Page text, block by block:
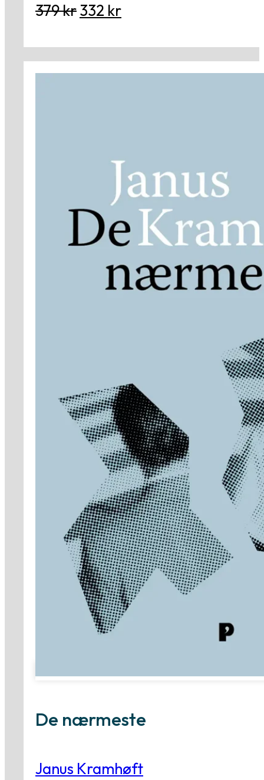
379krOpprinnelig
var:
379 kr.
332 krNåværende
er:
332 kr.
De nærmeste
Janus Kramhøft